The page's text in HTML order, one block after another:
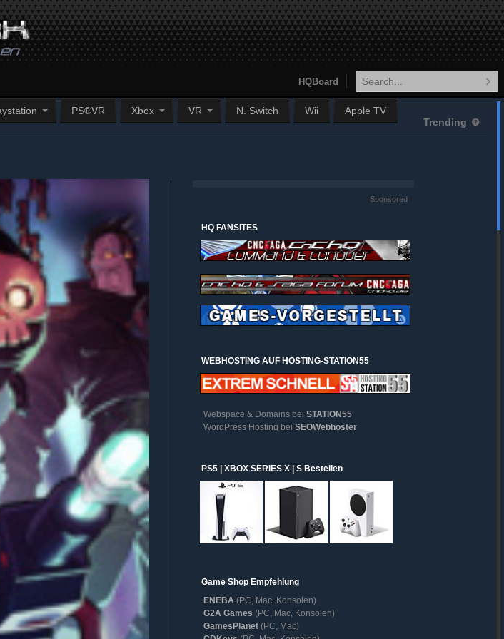
PS®VR Xbox VR N. Switch Wii Apple TV
HQBoard
Trending
Sponsored
HQ FANSITES
WEBHOSTING AUF HOSTING-STATION55
Webspace & Domains bei STATION55
WordPress Hosting bei SEOWebhoster
PS5 | XBOX SERIES X | S Bestellen
Game Shop Empfehlung
ENEBA (PC, Mac, Konsolen)
G2A Games (PC, Mac, Konsolen)
GamesPlanet(PC, Mac)